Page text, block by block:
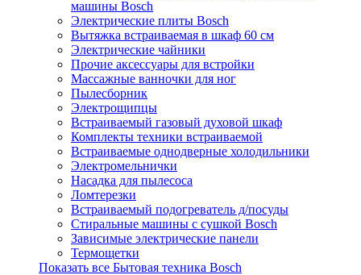
машины Bosch
Электрические плиты Bosch
Вытяжка встраиваемая в шкаф 60 см
Электрические чайники
Прочие аксессуары для встройки
Массажные ванночки для ног
Пылесборник
Электрощипцы
Встраиваемый газовый духовой шкаф
Комплекты техники встраиваемой
Встраиваемые однодверные холодильники
Электромельнички
Насадка для пылесоса
Ломтерезки
Встраиваемый подогреватель д/посуды
Стиральные машины с сушкой Bosch
Зависимые электрические панели
Термощетки
Показать все Бытовая техника Bosch